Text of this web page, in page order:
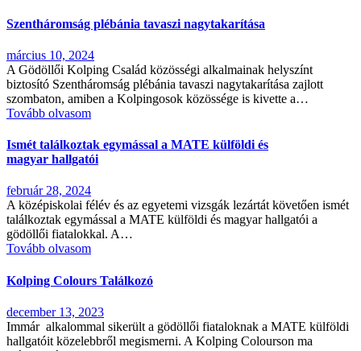
Szentháromság plébánia tavaszi nagytakarítása
március 10, 2024
A Gödöllői Kolping Család közösségi alkalmainak helyszínt
biztosító Szentháromság plébánia tavaszi nagytakarítása zajlott
szombaton, amiben a Kolpingosok közössége is kivette a…
Tovább olvasom
Ismét találkoztak egymással a MATE külföldi és
magyar hallgatói
február 28, 2024
A középiskolai félév és az egyetemi vizsgák lezártát követően ismét
találkoztak egymással a MATE külföldi és magyar hallgatói a
gödöllői fiatalokkal. A…
Tovább olvasom
Kolping Colours Találkozó
december 13, 2023
Immár alkalommal sikerült a gödöllői fiataloknak a MATE külföldi
hallgatóit közelebbről megismerni. A Kolping Colourson ma